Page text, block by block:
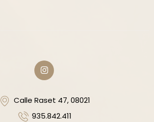
Calle Raset 47, 08021
935.842.411